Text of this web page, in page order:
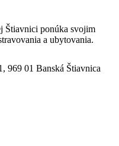
Štiavnici ponúka svojim
a ubytovania.
01 Banská Štiavnica